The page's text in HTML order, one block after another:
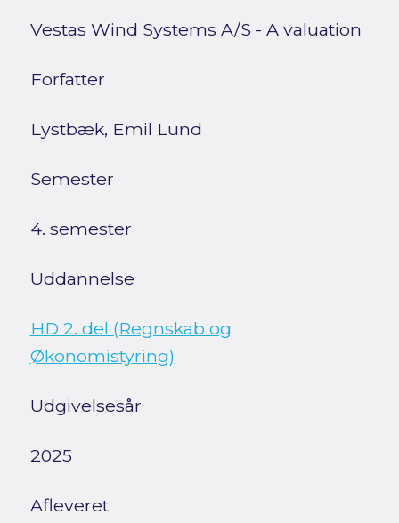
Vestas Wind Systems A/S - A valuation
Forfatter
Lystbæk, Emil Lund
Semester
4. semester
Uddannelse
HD 2. del (Regnskab og
Økonomistyring)
Udgivelsesår
2025
Afleveret